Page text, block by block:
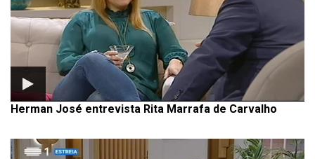
Herman José entrevista Rita Marrafa de Carvalho